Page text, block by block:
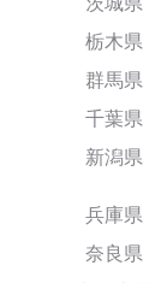
栃木県
群馬県
千葉県
新潟県
兵庫県
奈良県